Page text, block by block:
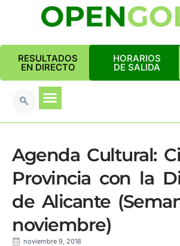
RESULTADOS
EN DIRECTO
HORARIOS
DE SALIDA
Agenda Cultural:
Provincia con la
de Alicante
noviembre)
noviembre 9, 2018